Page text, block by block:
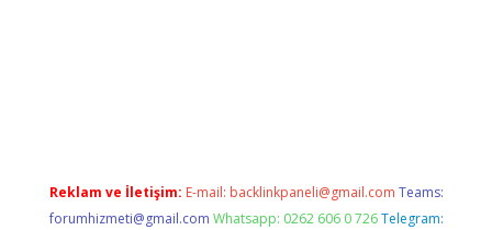
Reklam ve İletişim: E-mail: backlinkpaneli@gmail.com Teams:
forumhizmeti@gmail.com Whatsapp: 0262 606 0 726 Telegram: